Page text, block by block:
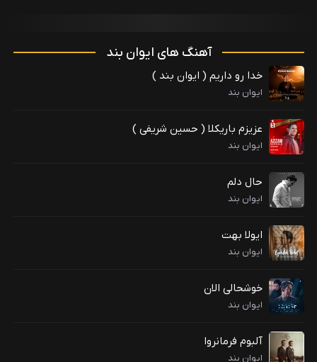
آهنگ های ایوان بند
خدا رو داریم ( ایوان بند )
ایوان بند
عزیزم باریکلا ( حسین شریفی )
ایوان بند
حال دلم
ایوان بند
ایولا بهت
ایوان بند
خوشحالی الان
ایوان بند
آلبوم فرمانروا
ایوان بند